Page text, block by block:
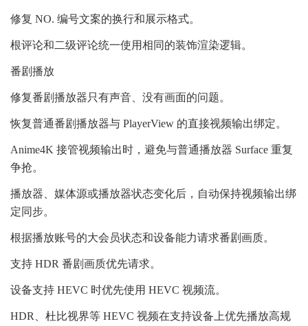
修复 NO. 编号文案的换行和展示格式。
根评论和二级评论统一使用相同的装饰渲染逻辑。
番剧播放
修复番剧播放器只有声音、没有画面的问题。
恢复普通番剧播放器与 PlayerView 的直接视频输出绑定。
Anime4K 接管视频输出时，避免与普通播放器 Surface 重复
争抢。
播放器、媒体源或播放器状态变化后，自动保持视频输出绑
定同步。
根据播放账号的大会员状态和设备能力请求番剧画质。
支持 HDR 番剧画质优先请求。
设备支持 HEVC 时优先使用 HEVC 视频流。
HDR、杜比视界等 HEVC 视频在支持设备上优先播放高规